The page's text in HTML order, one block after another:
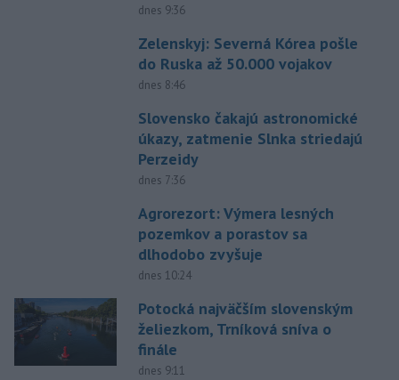
dnes 9:36
Zelenskyj: Severná Kórea pošle
do Ruska až 50.000 vojakov
dnes 8:46
Slovensko čakajú astronomické
úkazy, zatmenie Slnka striedajú
Perzeidy
dnes 7:36
Agrorezort: Výmera lesných
pozemkov a porastov sa
dlhodobo zvyšuje
dnes 10:24
Potocká najväčším slovenským
želiezkom, Trníková sníva o
finále
dnes 9:11